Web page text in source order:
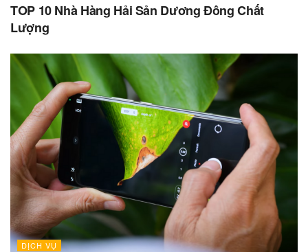
TOP 10 Nhà Hàng Hải Sản Dương Đông Chất
Lượng
DỊCH VỤ